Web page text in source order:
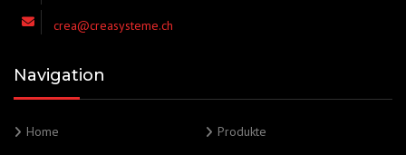
crea@creasysteme.ch
Navigation
Home Produkte